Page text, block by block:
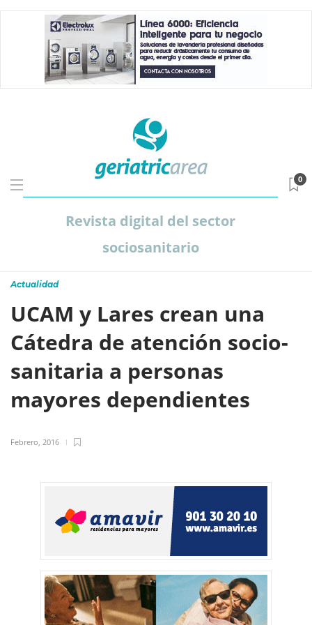
Revista digital del sector
sociosanitario
0
Actualidad
UCAM y Lares crean una
Cátedra de atención socio-
sanitaria a personas
mayores dependientes
Febrero, 2016